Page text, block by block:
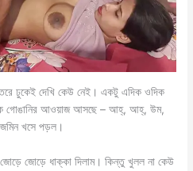
ঢুকেই দেখি কেউ নেই। একটু এদিক ওদিক
গোঙানির আওয়াজ আসছে – আহ্, আহ্, উম,
খসে পড়ল।
জোড়ে জোড়ে ধাক্কা দিলাম। কিন্তু খুলল না কেউ